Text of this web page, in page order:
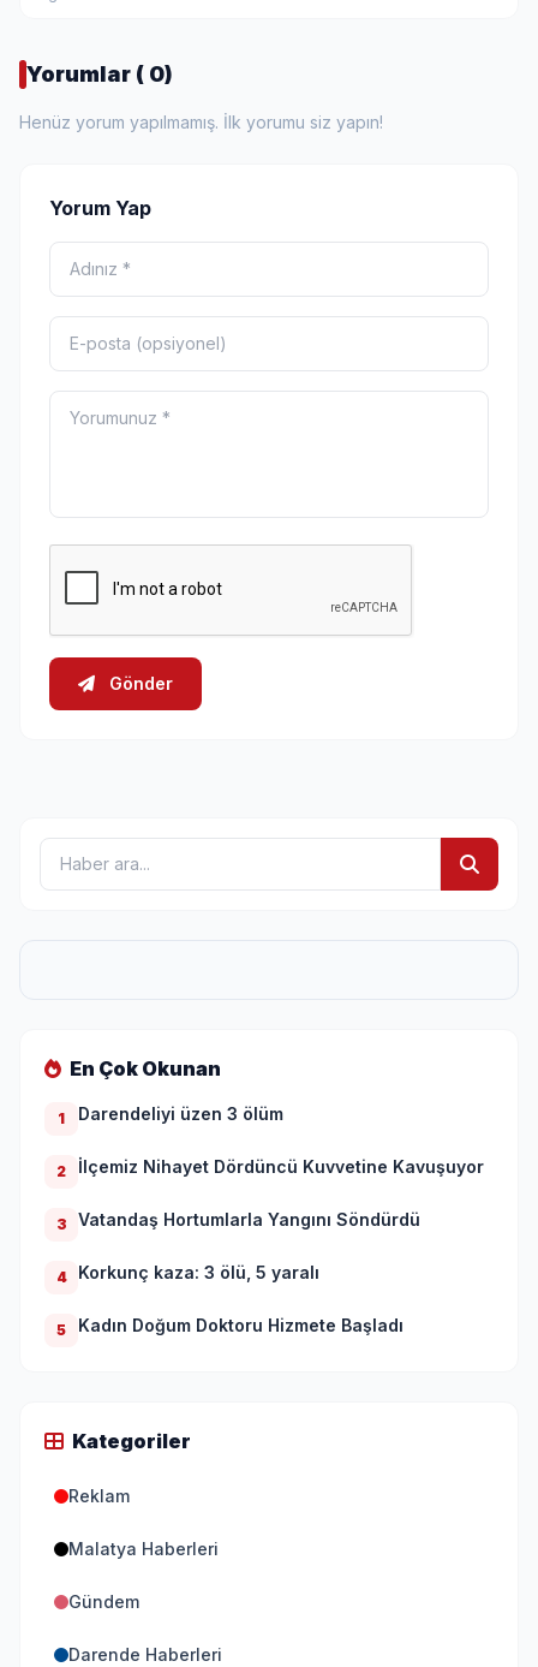
Yorumlar ( 0)
Henüz yorum yapılmamış. İlk yorumu siz yapın!
Yorum Yap
Gönder
En Çok Okunan
1 Darendeliyi üzen 3 ölüm
2 İlçemiz Nihayet Dördüncü Kuvvetine Kavuşuyor
3 Vatandaş Hortumlarla Yangını Söndürdü
4 Korkunç kaza: 3 ölü, 5 yaralı
5 Kadın Doğum Doktoru Hizmete Başladı
Kategoriler
Reklam
Malatya Haberleri
Gündem
Darende Haberleri